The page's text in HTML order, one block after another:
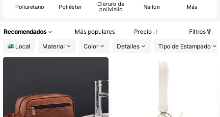
Poliuretano Poliéster Cloruro de
polivinilo Nailon Más
Recomendados Más populares Precio
Filtros
Local
Material Color Detalles Tipo de Estampado